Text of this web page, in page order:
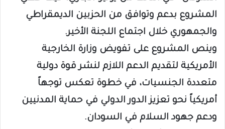
المشروع بدعم وتوافق من الحزبين الديمقراطي
والجمهوري خلال اجتماع اللجنة الأخير.
وينص المشروع على تفويض وزارة الخارجية
الأمريكية لتقديم الدعم اللازم لنشر قوة دولية
متعددة الجنسيات، في خطوة تعكس توجهاً
أمريكياً نحو تعزيز الدور الدولي في حماية المدنيين
ودعم جهود السلام في السودان.